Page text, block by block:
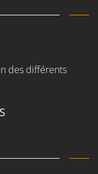
des différents